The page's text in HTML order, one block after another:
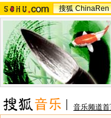
搜狐 ChinaRen
音乐频道